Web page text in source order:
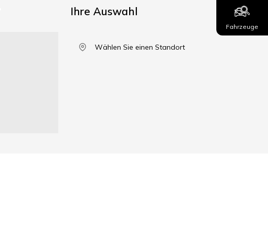
Ihre Auswahl
Wählen Sie einen Standort
Fahrzeuge